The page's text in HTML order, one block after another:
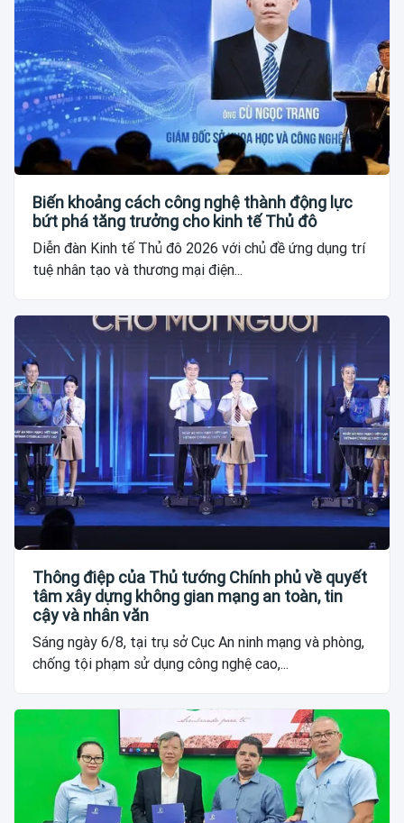
Biến khoảng cách công nghệ thành động lực
bứt phá tăng trưởng cho kinh tế Thủ đô
Diễn đàn Kinh tế Thủ đô 2026 với chủ đề ứng dụng trí
tuệ nhân tạo và thương mại điện...
Thông điệp của Thủ tướng Chính phủ về quyết
tâm xây dựng không gian mạng an toàn, tin
cậy và nhân văn
Sáng ngày 6/8, tại trụ sở Cục An ninh mạng và phòng,
chống tội phạm sử dụng công nghệ cao,...